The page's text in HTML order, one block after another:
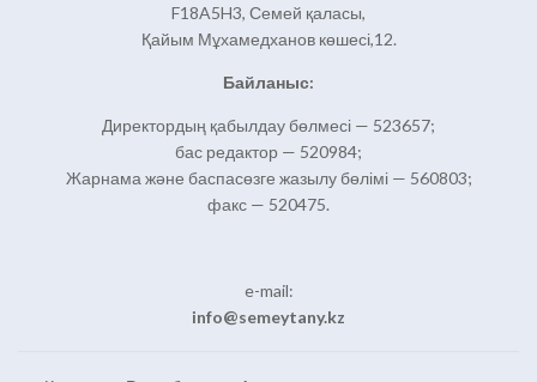
F18A5H3, Семей қаласы,
Қайым Мұхамедханов көшесі,12.
Байланыс:
Директордың қабылдау бөлмесі — 523657;
бас редактор — 520984;
Жарнама және баспасөзге жазылу бөлімі — 560803;
факс — 520475.
e-mail:
info@semeytany.kz